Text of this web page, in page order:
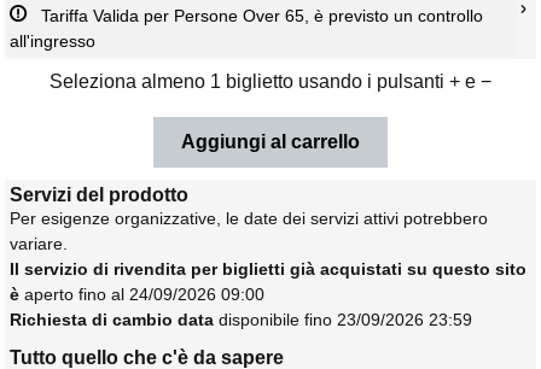
all'ingresso
Seleziona almeno 1 biglietto usando i pulsanti + e −
Servizi del prodotto
Per esigenze organizzative, le date dei servizi attivi potrebbero
variare.
Il servizio di rivendita per biglietti già acquistati su questo sito
è aperto fino al 24/09/2026 09:00
Richiesta di cambio data disponibile fino 23/09/2026 23:59
Tutto quello che c'è da sapere